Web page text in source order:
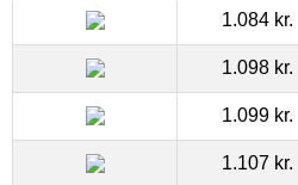
1.084 kr.
1.098 kr.
1.099 kr.
1.107 kr.